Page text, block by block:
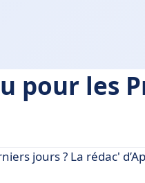
pour les
jours ? La rédac'